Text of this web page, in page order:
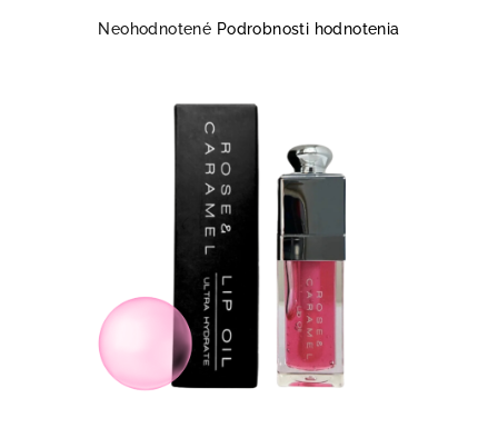
Priemerné hodnotenie produktu je 0,0 z 5
Neohodnotené Podrobnosti hodnotenia